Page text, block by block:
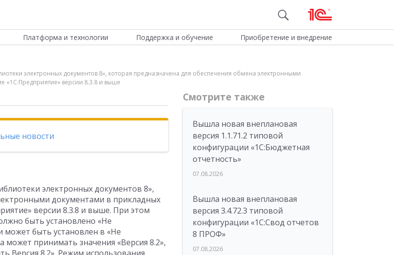
Платформа и технологии Поддержка и обучение Приобретение и внедрение
электронных документов 8», которая предназначена для обеспечения обмена электронными
«1С:Предприятие» версии 8.3.8 и выше
новости
электронных документов 8»,
документами в прикладных
версии 8.3.8 и выше. При этом
быть установлено «Не
может быть установлен в «Не
может принимать значения «Версия 8.2»,
Смотрите также
Вышла новая внеплановая
версия 1.1.71.2 типовой
конфигурации «1C:Бюджетная
отчетность»
07.08.2026
Вышла новая внеплановая
версия 3.4.72.3 типовой
конфигурации «1C:Свод отчетов
8 ПРОФ»
07.08.2026